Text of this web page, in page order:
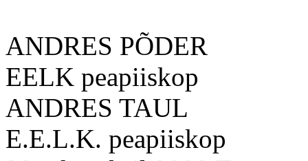
ANDRES PÕDER
EELK peapiiskop
ANDRES TAUL
E.E.L.K. peapiiskop